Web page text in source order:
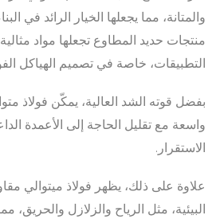
والمتانة، مما يجعلها الخيار الرائد في
منتجات حديد المطاوع تجعلها مواد
التطبيقات، خاصة في تصميم الهياكل
بفضل قوته الشد العالية، يمكّن فولاذ
واسعة مع تقليل الحاجة إلى الأعمدة
الاستقرار.
علاوة على ذلك، يظهر فولاذ ميتوالي
البيئية، مثل الرياح والزلازل